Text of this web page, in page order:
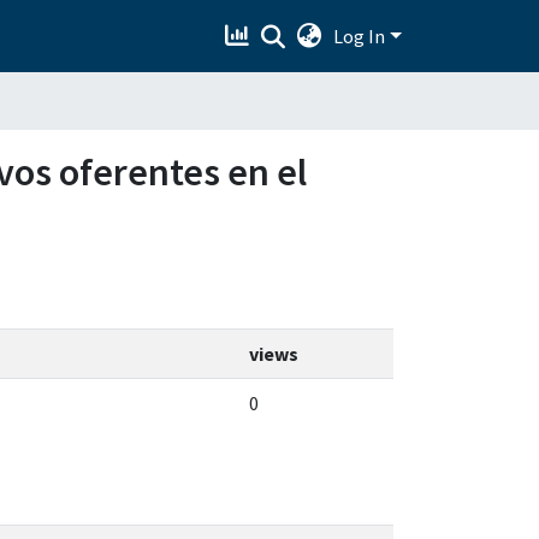
Log In
oferentes en el
views
0